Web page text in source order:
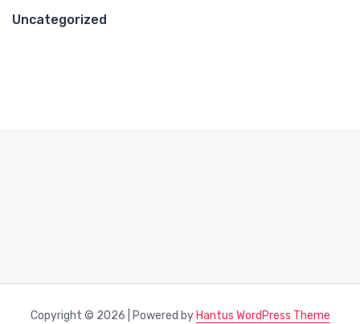
Uncategorized
Copyright © 2026 | Powered by Hantus WordPress Theme